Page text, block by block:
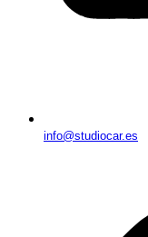
info@studiocar.es